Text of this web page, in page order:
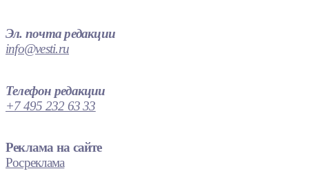
Эл. почта редакции
info@vesti.ru
Телефон редакции
+7 495 232 63 33
Реклама на сайте
Росреклама